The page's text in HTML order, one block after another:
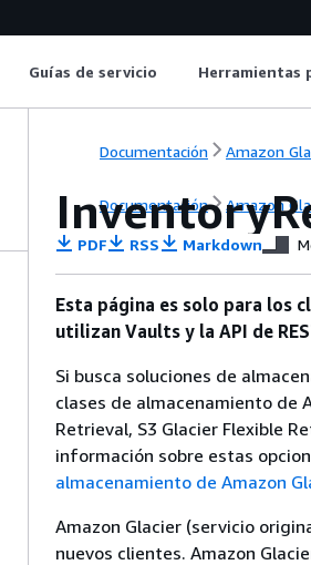
Guías de servicio Herramientas
Documentación Amazon
Documentación Amazon
PDF RSS Markdown
Esta página es solo para los
utilizan Vaults y la API de
Si busca soluciones de
clases de almacenamiento de
Retrieval, S3 Glacier Flexible
información sobre estas
almacenamiento de Amazon
Amazon Glacier (servicio
nuevos clientes. Amazon